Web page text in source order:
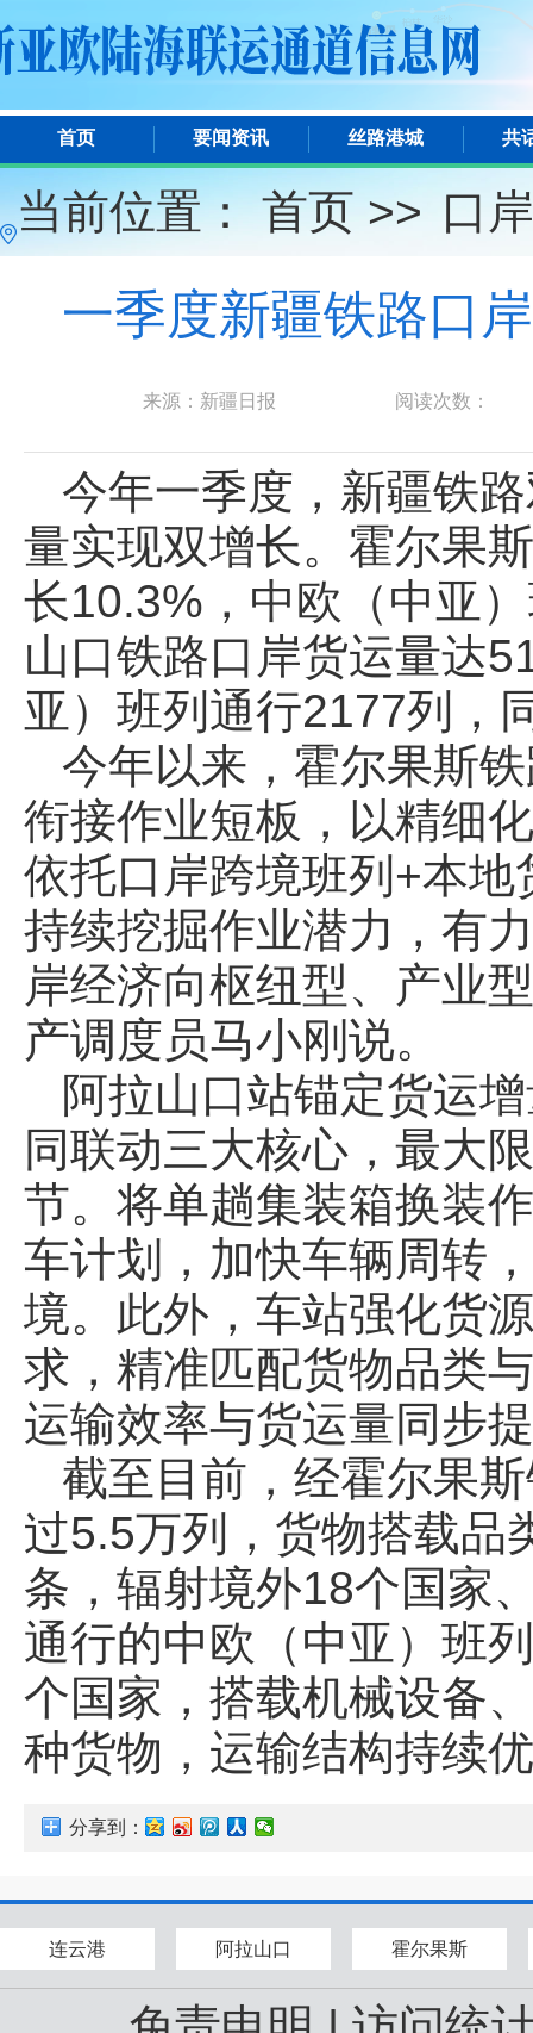
首页 要闻资讯 丝路港城 共
当前位置：首页 >> 口
一季度新疆铁路口
来源：新疆日报 阅读次数：
今年一季度，新疆铁
量实现双增长。霍尔果
长10.3%，中欧（中亚
山口铁路口岸货运量达
亚）班列通行2177列，
今年以来，霍尔果斯
衔接作业短板，以精细
依托口岸跨境班列+本
持续挖掘作业潜力，有
岸经济向枢纽型、产业
产调度员马小刚说。
阿拉山口站锚定货运
同联动三大核心，最大
节。将单趟集装箱换装
车计划，加快车辆周转
境。此外，车站强化货
求，精准匹配货物品类
运输效率与货运量同步
截至目前，经霍尔果
过5.5万列，货物搭载品
条，辐射境外18个国家
通行的中欧（中亚）班
个国家，搭载机械设备
种货物，运输结构持续
分享到：
连云港 阿拉山口 霍尔果斯